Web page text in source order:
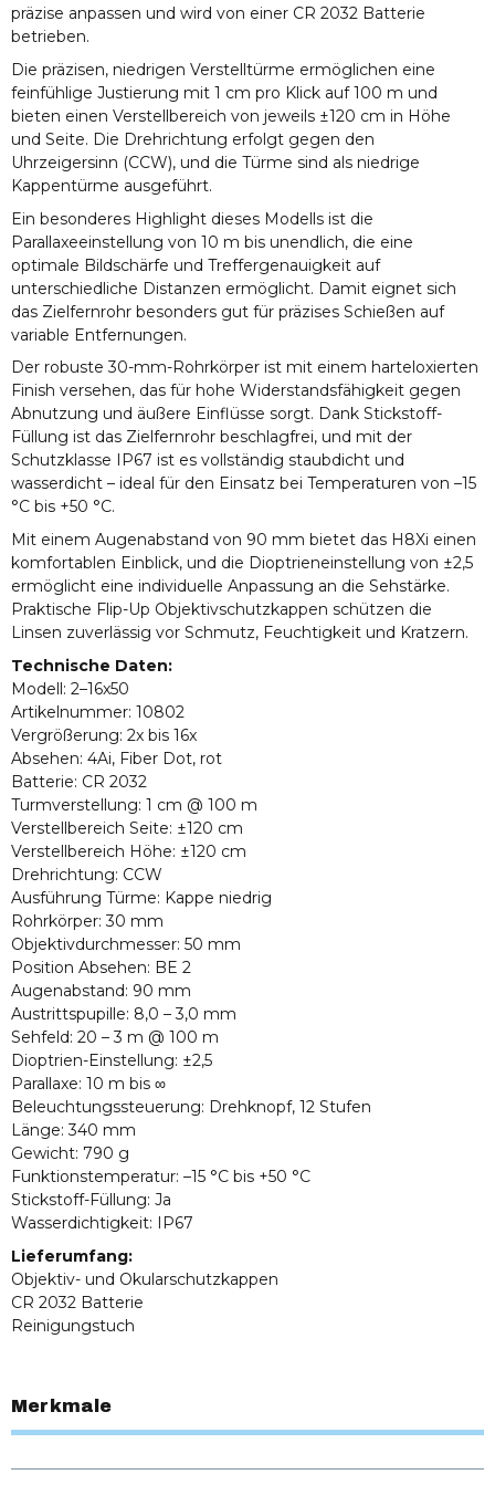
präzise anpassen und wird von einer CR 2032 Batterie
betrieben.
Die präzisen, niedrigen Verstelltürme ermöglichen eine
feinfühlige Justierung mit 1 cm pro Klick auf 100 m und
bieten einen Verstellbereich von jeweils ±120 cm in Höhe
und Seite. Die Drehrichtung erfolgt gegen den
Uhrzeigersinn (CCW), und die Türme sind als niedrige
Kappentürme ausgeführt.
Ein besonderes Highlight dieses Modells ist die
Parallaxeeinstellung von 10 m bis unendlich, die eine
optimale Bildschärfe und Treffergenauigkeit auf
unterschiedliche Distanzen ermöglicht. Damit eignet sich
das Zielfernrohr besonders gut für präzises Schießen auf
variable Entfernungen.
Der robuste 30-mm-Rohrkörper ist mit einem harteloxierten
Finish versehen, das für hohe Widerstandsfähigkeit gegen
Abnutzung und äußere Einflüsse sorgt. Dank Stickstoff-
Füllung ist das Zielfernrohr beschlagfrei, und mit der
Schutzklasse IP67 ist es vollständig staubdicht und
wasserdicht – ideal für den Einsatz bei Temperaturen von –15
°C bis +50 °C.
Mit einem Augenabstand von 90 mm bietet das H8Xi einen
komfortablen Einblick, und die Dioptrieneinstellung von ±2,5
ermöglicht eine individuelle Anpassung an die Sehstärke.
Praktische Flip-Up Objektivschutzkappen schützen die
Linsen zuverlässig vor Schmutz, Feuchtigkeit und Kratzern.
Technische Daten:
Modell: 2–16x50
Artikelnummer: 10802
Vergrößerung: 2x bis 16x
Absehen: 4Ai, Fiber Dot, rot
Batterie: CR 2032
Turmverstellung: 1 cm @ 100 m
Verstellbereich Seite: ±120 cm
Verstellbereich Höhe: ±120 cm
Drehrichtung: CCW
Ausführung Türme: Kappe niedrig
Rohrkörper: 30 mm
Objektivdurchmesser: 50 mm
Position Absehen: BE 2
Augenabstand: 90 mm
Austrittspupille: 8,0 – 3,0 mm
Sehfeld: 20 – 3 m @ 100 m
Dioptrien-Einstellung: ±2,5
Parallaxe: 10 m bis ∞
Beleuchtungssteuerung: Drehknopf, 12 Stufen
Länge: 340 mm
Gewicht: 790 g
Funktionstemperatur: –15 °C bis +50 °C
Stickstoff-Füllung: Ja
Wasserdichtigkeit: IP67
Lieferumfang:
Objektiv- und Okularschutzkappen
CR 2032 Batterie
Reinigungstuch
Merkmale